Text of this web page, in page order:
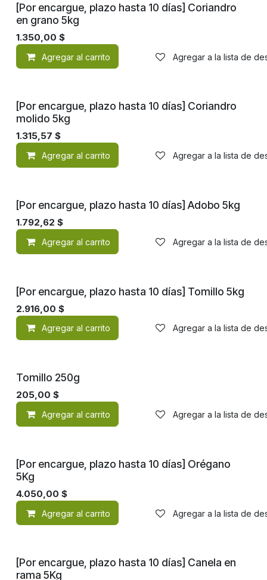
[Por encargue, plazo hasta 10 días] Coriandro
en grano 5kg
1.350,00 $
Agregar al carrito Agregar a la lista de
[Por encargue, plazo hasta 10 días] Coriandro
molido 5kg
1.315,57 $
Agregar al carrito Agregar a la lista de
[Por encargue, plazo hasta 10 días] Adobo 5kg
1.792,62 $
Agregar al carrito Agregar a la lista de
[Por encargue, plazo hasta 10 días] Tomillo 5kg
2.916,00 $
Agregar al carrito Agregar a la lista de
Tomillo 250g
205,00 $
Agregar al carrito Agregar a la lista de
[Por encargue, plazo hasta 10 días] Orégano
5Kg
4.050,00 $
Agregar al carrito Agregar a la lista de
[Por encargue, plazo hasta 10 días] Canela en
rama 5Kg